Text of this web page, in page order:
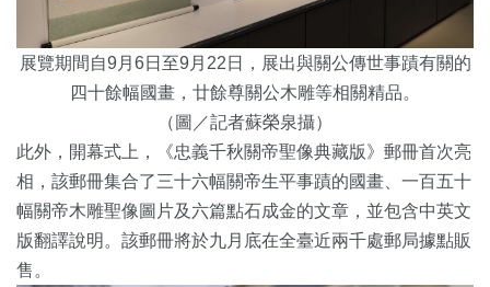
展覽期間自9月6日至9月22日，展出與關公傳世事蹟有關的
四十餘幅國畫，廿餘尊關公木雕等相關精品。
（圖／記者蘇榮泉攝）
此外，開幕式上，《忠義千秋關帝聖像典藏版》郵冊首次亮
相，該郵冊集合了三十六幅關帝生平事蹟的國畫、一百五十
幅關帝木雕聖像圖片及六篇點石成金的文章，並包含中英文
版翻譯說明。該郵冊將於九月底在全臺近兩千處郵局據點販
售。